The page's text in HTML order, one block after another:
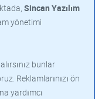
Sincan Yazılım
yönetimi
bunlar
Reklamlarınızı ön
yardımcı